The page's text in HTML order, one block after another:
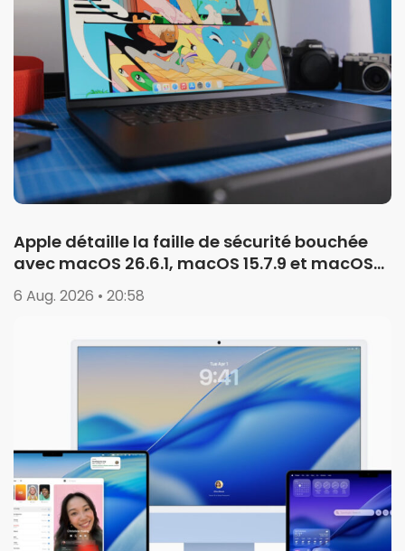
Apple détaille la faille de sécurité bouchée
avec macOS 26.6.1, macOS 15.7.9 et macOS
14.8.9
6 Aug. 2026 • 20:58